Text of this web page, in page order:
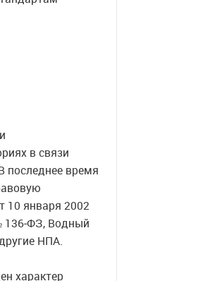
в связи
последнее время
10 января 2002
136‑ФЗ, Водный
НПА.
характер